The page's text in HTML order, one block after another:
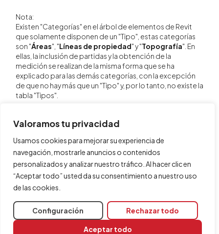
Valoramos tu privacidad
Usamos cookies para mejorar su experiencia de
navegación, mostrarle anuncios o contenidos
personalizados y analizar nuestro tráfico. Al hacer clic en
“Aceptar todo” usted da su consentimiento a nuestro uso
de las cookies.
Configuración Rechazar todo
Aceptar todo
Nota:
Existen "Categorías" en el árbol de elementos de Revit
que solamente disponen de un "Tipo", estas categorías
son "Áreas", "Líneas de propiedad" y "Topografía". En
ellas, la inclusión de partidas y la obtención de la
medición se realizan de la misma forma que se ha
explicado para las demás categorías, con la excepción
de que no hay más que un "Tipo" y, por lo tanto, no existe la
tabla "Tipos".